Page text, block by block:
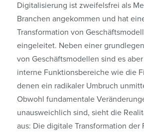
Digitalisierung ist zweifelsfrei als
Branchen angekommen und hat
Transformation von
eingeleitet. Neben einer
von Geschäftsmodellen sind es
interne Funktionsbereiche wie die
denen ein radikaler Umbruch
Obwohl fundamentale
unausweichlich sind, sieht die
aus: Die digitale Transformation der